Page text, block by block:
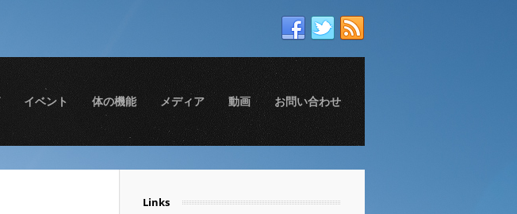
イベント 体の機能 メディア 動画 お問い合わせ
Links